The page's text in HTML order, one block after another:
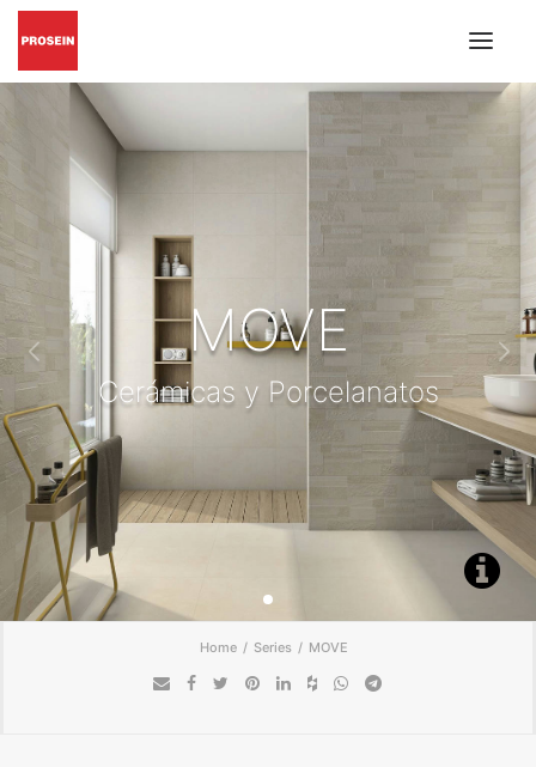
PISO Y PARED
GRIFERÍAS Y ACCESORIOS
MATERIALES DE INSTALACIÓN
CATÁLOGOS EN PDF
BUSCAR
INSPIRACIÓN
PROYECTOS
CONÓZCANOS
BLOG
ENCUÉNTRANOS
CONTACTO
MOVE
Cerámicas y Porcelanatos
Home Series MOVE